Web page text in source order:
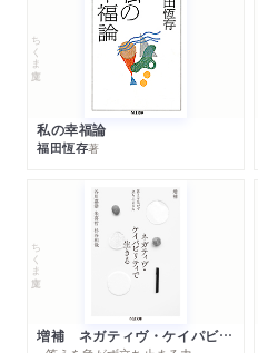
ちくま文庫
私の幸福論
福田恆存著
ちくま文庫
増補 ネガティヴ・ケイパビリティで生きる